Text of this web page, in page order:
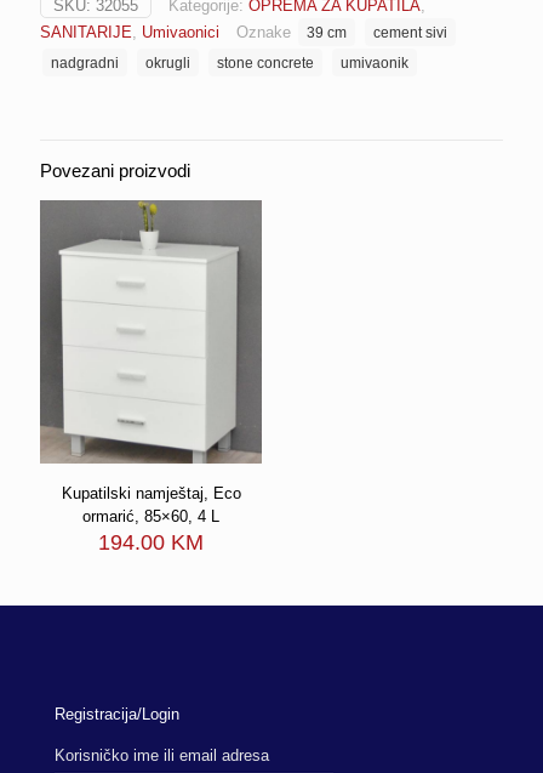
39
cm
cement
CONCRETE
količina
SKU: 32055 Kategorije: OPREMA ZA KUPATILA,
SANITARIJE, Umivaonici Oznake 39 cm
cement sivi
nadgradni
okrugli stone concrete umivaonik
Povezani proizvodi
Kupatilski namještaj, Eco
ormarić, 85×60, 4 L
194.00 KM
Registracija/Login
Korisničko ime ili email adresa